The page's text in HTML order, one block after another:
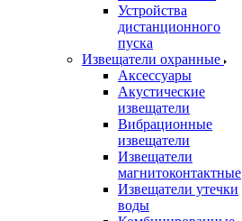
Устройства
дистанционного
пуска
Извещатели охранные
Аксессуары
Акустические
извещатели
Вибрационные
извещатели
Извещатели
магнитоконтактные
Извещатели утечки
воды